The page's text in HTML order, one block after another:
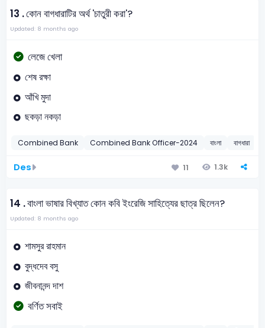
13 .কোন বাগধারাটির অর্থ 'চাতুরী করা'?
Updated: 8 months ago
লেজে খেলা
শেষ রক্ষা
আঁখি মুদা
ছকড়া নকড়া
Combined Bank Combined Bank Officer-2024 বাংলা বাগধারা
Des 11 1.3k
14 .বাংলা ভাষার বিখ্যাত কোন কবি ইংরেজি সাহিত্যের ছাত্র ছিলেন?
Updated: 8 months ago
শামসুর রাহমান
বুদ্ধদেব বসু
জীবনানন্দ দাশ
বর্ণিত সবাই